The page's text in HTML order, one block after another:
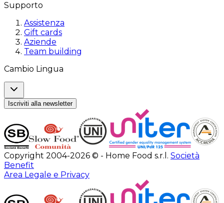
Supporto
Assistenza
Gift cards
Aziende
Team building
Cambio Lingua
Iscriviti alla newsletter
Copyright 2004-2026 © - Home Food s.r.l. Società
Benefit
Area Legale e Privacy